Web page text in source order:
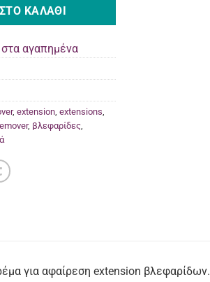
ΚΑΛΆΘΙ
αγαπημένα
, extension extensions
, βλεφαρίδες
για αφαίρεση extension βλεφαρίδων.